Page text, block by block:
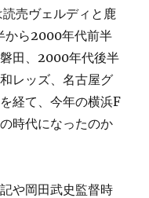
売ヴェルディと鹿
から2000年代前半
田、2000年代後半
レッズ、名古屋グ
経て、今年の横浜F
時代になったのか
や岡田武史監督時